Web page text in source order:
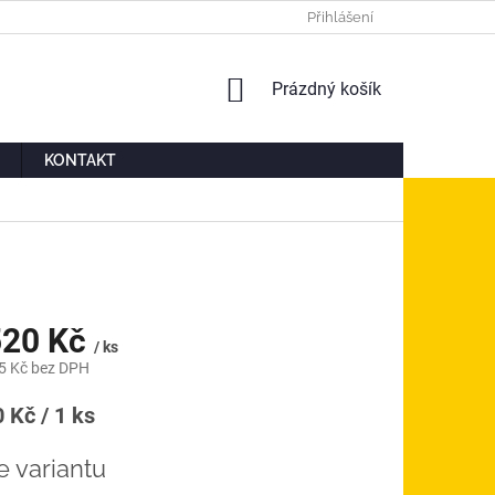
Přihlášení
NÁKUPNÍ
Prázdný košík
KONTAKT
Kč / ks
Kčbez DPH
Kč / 1 ks
variantu